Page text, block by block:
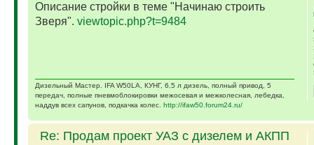
Описание стройки в теме "Начинаю строить
Зверя". viewtopic.php?t=9484
Дизельный Мастер. IFA W50LA, КУНГ, 6,5 л дизель, полный привод, 5
передач, полные пневмоблокировки межосевая и межколесная, лебедка,
наддув всех сапунов, подкачка колес. http://ifaw50.forum24.ru/
Re: Продам проект УАЗ с дизелем и АКПП